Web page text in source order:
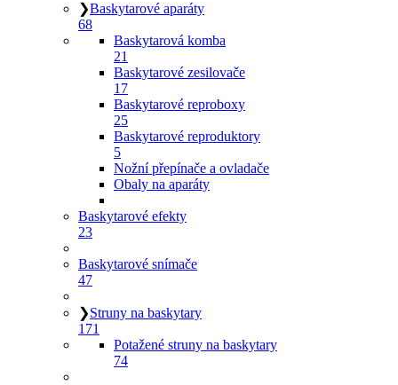
❯Baskytarové aparáty
68
Baskytarová komba
21
Baskytarové zesilovače
17
Baskytarové reproboxy
25
Baskytarové reproduktory
5
Nožní přepínače a ovladače
Obaly na aparáty
Baskytarové efekty
23
Baskytarové snímače
47
❯Struny na baskytary
171
Potažené struny na baskytary
74